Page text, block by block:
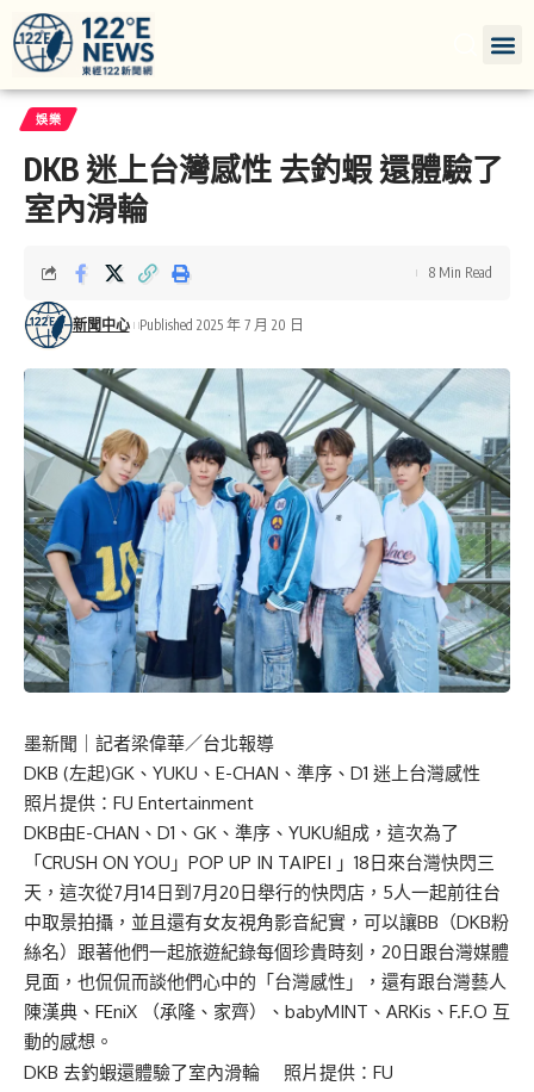
娛樂
DKB 迷上台灣感性 去釣蝦 還體驗了
室內滑輪
新聞中心 Published 2025 年 7 月 20 日
8 Min Read
墨新聞 ｜記者梁偉華／台北報導
DKB (左起)GK、YUKU、E-CHAN、準序、D1 迷上台灣感性
照片提供：FU Entertainment
DKB由E-CHAN、D1、GK、準序、YUKU組成，這次為了
「CRUSH ON YOU」POP UP IN TAIPEI 」18日來台灣快閃三
天，這次從7月14日到7月20日舉行的快閃店，5人一起前往台
中取景拍攝，並且還有女友視角影音紀實，可以讓BB（DKB粉
絲名）跟著他們一起旅遊紀錄每個珍貴時刻，20日跟台灣媒體
見面，也侃侃而談他們心中的「台灣感性」，還有跟台灣藝人
陳漢典、FEniX （承隆、家齊）、babyMINT、ARKis、F.F.O 互
動的感想。
DKB 去釣蝦還體驗了室內滑輪 照片提供：FU